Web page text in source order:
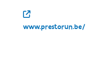
www.prestorun.be/